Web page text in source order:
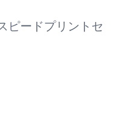
ピードプリントセ